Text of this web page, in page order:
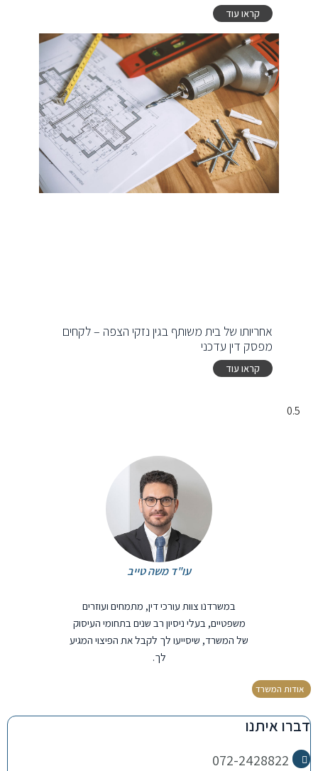
קראו עוד
אחריותו של בית משותף בגין נזקי הצפה – לקחים
מפסק דין עדכני
קראו עוד
עו"ד משה טייב
במשרדנו צוות עורכי דין, מתמחים ועוזרים
משפטיים, בעלי ניסיון רב שנים בתחומי העיסוק
של המשרד, שיסייעו לך לקבל את הפיצוי המגיע
לך.
אודות המשרד
דברו איתנו
072-2428822